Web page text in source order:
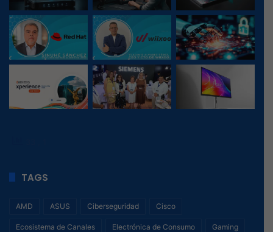
TAGS
AMD ASUS Ciberseguridad Cisco
Ecosistema de Canales Electrónica de Consumo Gaming